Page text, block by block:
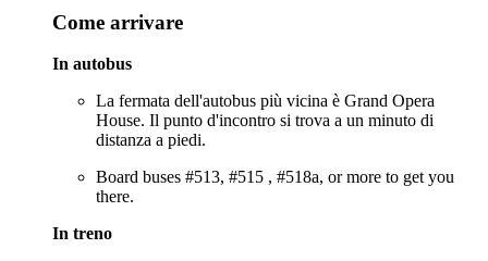
Come arrivare
In autobus
La fermata dell'autobus più vicina è Grand Opera
House. Il punto d'incontro si trova a un minuto di
distanza a piedi.
Board buses #513, #515 , #518a, or more to get you
there.
In treno